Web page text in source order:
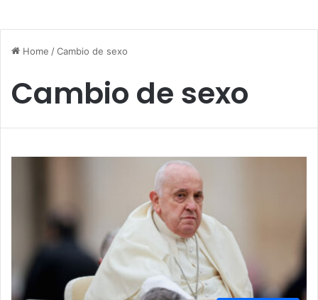
Home /Cambio de sexo
Cambio de sexo